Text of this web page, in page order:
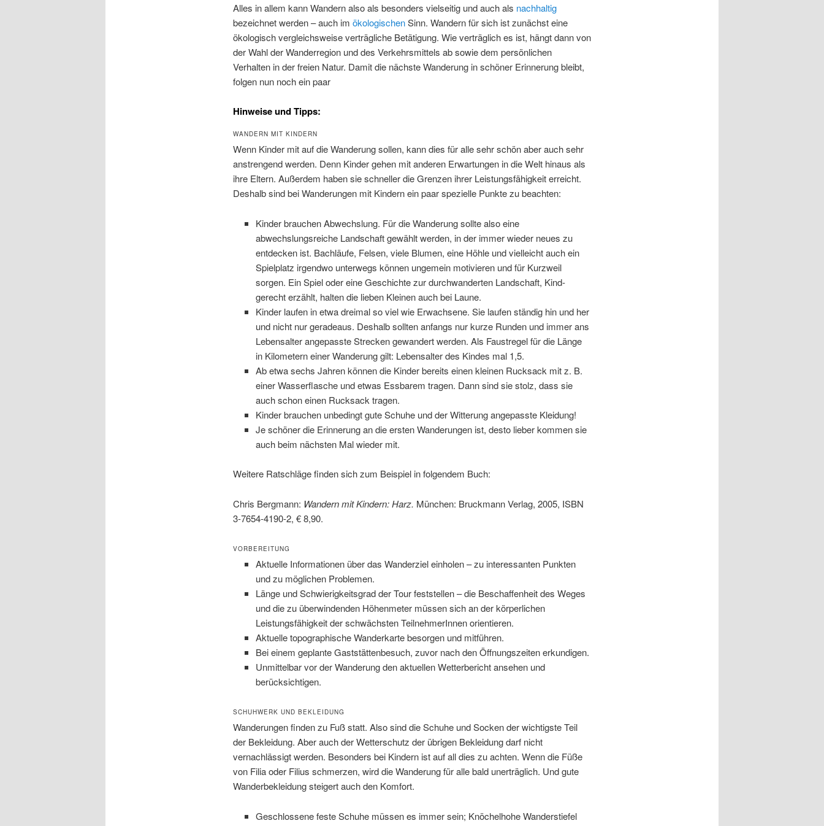
Alles in allem kann Wandern also als besonders vielseitig und auch als nachhaltig
bezeichnet werden – auch im ökologischenSinn. Wandern für sich ist zunächst eine
ökologisch vergleichsweise verträgliche Betätigung. Wie verträglich es ist, hängt dann von
der Wahl der Wanderregion und des Verkehrsmittels ab sowie dem persönlichen
Verhalten in der freien Natur. Damit die nächste Wanderung in schöner Erinnerung bleibt,
folgen nun noch ein paar
Hinweise und Tipps:
WANDERN MIT KINDERN
Wenn Kinder mit auf die Wanderung sollen, kann dies für alle sehr schön aber auch sehr
anstrengend werden. Denn Kinder gehen mit anderen Erwartungen in die Welt hinaus als
ihre Eltern. Außerdem haben sie schneller die Grenzen ihrer Leistungsfähigkeit erreicht.
Deshalb sind bei Wanderungen mit Kindern ein paar spezielle Punkte zu beachten:
Kinder brauchen Abwechslung. Für die Wanderung sollte also eine
abwechslungsreiche Landschaft gewählt werden, in der immer wieder neues zu
entdecken ist. Bachläufe, Felsen, viele Blumen, eine Höhle und vielleicht auch ein
Spielplatz irgendwo unterwegs können ungemein motivieren und für Kurzweil
sorgen. Ein Spiel oder eine Geschichte zur durchwanderten Landschaft, Kind-
gerecht erzählt, halten die lieben Kleinen auch bei Laune.
Kinder laufen in etwa dreimal so viel wie Erwachsene. Sie laufen ständig hin und her
und nicht nur geradeaus. Deshalb sollten anfangs nur kurze Runden und immer ans
Lebensalter angepasste Strecken gewandert werden. Als Faustregel für die Länge
in Kilometern einer Wanderung gilt: Lebensalter des Kindes mal 1,5.
Ab etwa sechs Jahren können die Kinder bereits einen kleinen Rucksack mit z. B.
einer Wasserflasche und etwas Essbarem tragen. Dann sind sie stolz, dass sie
auch schon einen Rucksack tragen.
Kinder brauchen unbedingt gute Schuhe und der Witterung angepasste Kleidung!
Je schöner die Erinnerung an die ersten Wanderungen ist, desto lieber kommen sie
auch beim nächsten Mal wieder mit.
Weitere Ratschläge finden sich zum Beispiel in folgendem Buch:
Chris Bergmann: Wandern mit Kindern: Harz. München: Bruckmann Verlag, 2005, ISBN
3-7654-4190-2, € 8,90.
VORBEREITUNG
Aktuelle Informationen über das Wanderziel einholen – zu interessanten Punkten
und zu möglichen Problemen.
Länge und Schwierigkeitsgrad der Tour feststellen – die Beschaffenheit des Weges
und die zu überwindenden Höhenmeter müssen sich an der körperlichen
Leistungsfähigkeit der schwächsten TeilnehmerInnen orientieren.
Aktuelle topographische Wanderkarte besorgen und mitführen.
Bei einem geplante Gaststättenbesuch, zuvor nach den Öffnungszeiten erkundigen.
Unmittelbar vor der Wanderung den aktuellen Wetterbericht ansehen und
berücksichtigen.
SCHUHWERK UND BEKLEIDUNG
Wanderungen finden zu Fuß statt. Also sind die Schuhe und Socken der wichtigste Teil
der Bekleidung. Aber auch der Wetterschutz der übrigen Bekleidung darf nicht
vernachlässigt werden. Besonders bei Kindern ist auf all dies zu achten. Wenn die Füße
von Filia oder Filius schmerzen, wird die Wanderung für alle bald unerträglich. Und gute
Wanderbekleidung steigert auch den Komfort.
Geschlossene feste Schuhe müssen es immer sein; Knöchelhohe Wanderstiefel